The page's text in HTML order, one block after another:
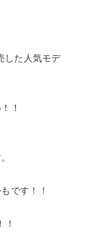
した人気モデ
！
です！！